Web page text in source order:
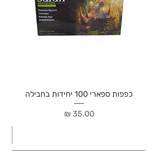
כפפות ספארי 100 יחידות בחבילה
מחיר‏35.00 ‏₪